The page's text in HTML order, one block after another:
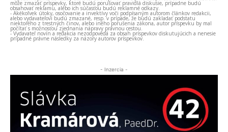
môže zmazať príspevky, ktoré budú porušovať pravidlá diskusie, prípadne budú
obsahovať reklamu, alebo ich súčasťou budú reklamné odkazy.
- Akékoľvek útoky, osočovanie a invektívy voči podpísaným autorom článkov redakcii,
alebo vydavateľovi budú zmazané, resp. v prípade, že budú zakladať podstatu
niektorého z trestných činov, alebo iného porušenia zákona, autor príspevku by mal
počítať s možnosťou zjednania nápravy právnou cestou.
- Vydavateľ novín a redakcia nezodpovedá za obsah príspevkov diskutujúcich a nenesie
prípadné právne následky za názory autorov príspevkov.
- Inzercia -